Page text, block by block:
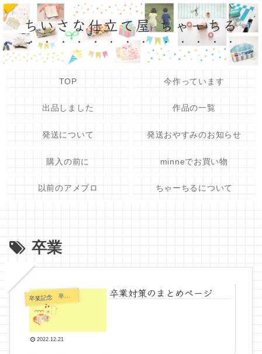
ちいさな仕立て屋 ちゃーちる
TOP 今作っています
出品しました 作品の一覧
発送について 発送おやすみのお知らせ
購入の前に minneでお買い物
以前のアメブロ ちゃーちるについて
卒業
卒
業記念 卒業対策 卒業対策のまとめページ
2022.12.21